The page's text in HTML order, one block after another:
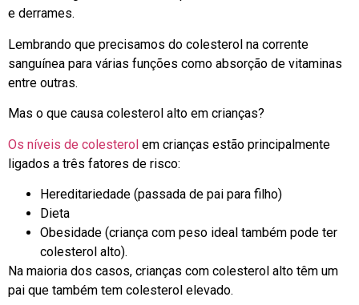
e derrames.
Lembrando que precisamos do colesterol na corrente
sanguínea para várias funções como absorção de vitaminas
entre outras.
Mas o que causa colesterol alto em crianças?
Os níveis de colesterol em crianças estão principalmente
ligados a três fatores de risco:
Hereditariedade (passada de pai para filho)
Dieta
Obesidade (criança com peso ideal também pode ter
colesterol alto).
Na maioria dos casos, crianças com colesterol alto têm um
pai que também tem colesterol elevado.